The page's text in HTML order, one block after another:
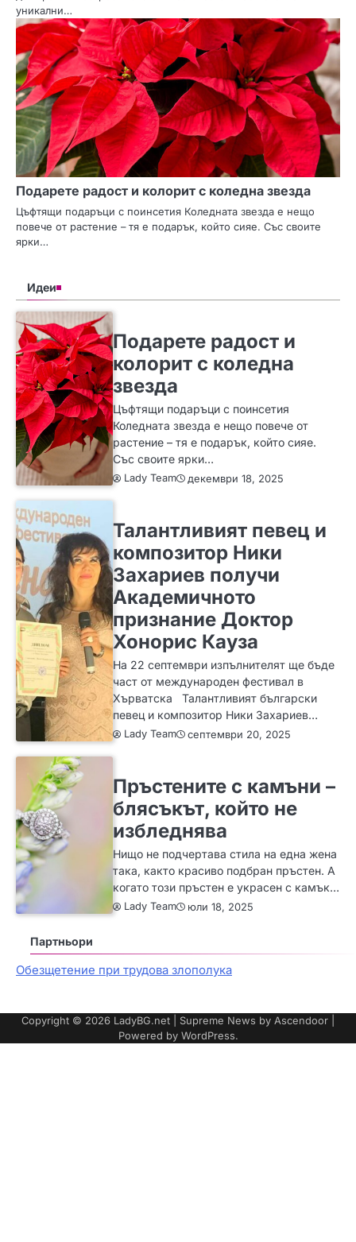
уникални…
Подарете радост и колорит с коледна звезда
Цъфтящи подаръци с поинсетия Коледната звезда е нещо
повече от растение – тя е подарък, който сияе. Със своите
ярки…
Идеи
Подарете радост и
колорит с коледна
звезда
Цъфтящи подаръци с поинсетия
Коледната звезда е нещо повече от
растение – тя е подарък, който сияе.
Със своите ярки…
Lady Team декември 18, 2025
Талантливият певец и
композитор Ники
Захариев получи
Академичното
признание Доктор
Хонорис Кауза
На 22 септември изпълнителят ще бъде
част от международен фестивал в
Хърватска Талантливият български
певец и композитор Ники Захариев…
Lady Team септември 20, 2025
Пръстените с камъни –
блясъкът, който не
избледнява
Нищо не подчертава стила на една жена
така, както красиво подбран пръстен. А
когато този пръстен е украсен с камък…
Lady Team юли 18, 2025
Партньори
Обезщетение при трудова злополука
Copyright © 2026 LadyBG.net | Supreme News by Ascendoor
Powered by WordPress.